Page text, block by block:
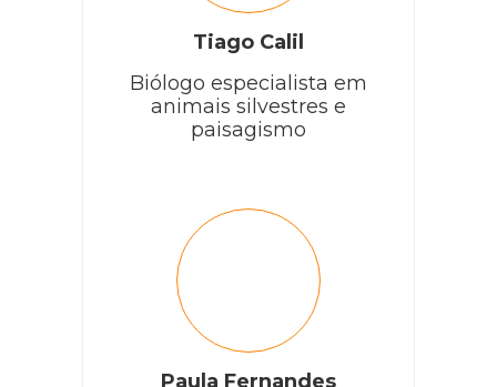
Tiago Calil
Biólogo especialista em
animais silvestres e
paisagismo
Paula Fernandes